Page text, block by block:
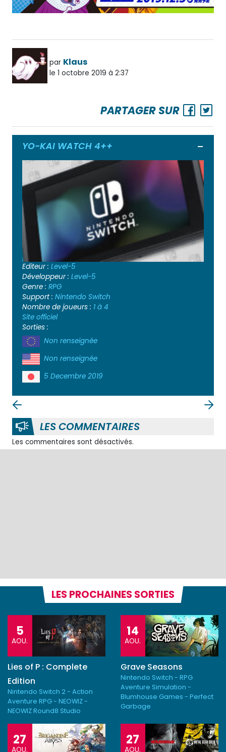
par Klaus
le 1 octobre 2019 à 2:37
PARTAGER SUR
YO-KAI WATCH 4++
Editeur : Level-5
Développeur : Level-5
Genre : RPG
Support : Nintendo Switch
Nombre de joueurs : 1 à 4
Site officiel
Sorties :
Non renseignée
Non renseignée
5 Decembre 2019
LES COMMENTAIRES
Les commentaires sont désactivés.
LES PROCHAINES SORTIES
5
AOU.
Lies of P : Complete
Edition
Nintendo Switch 2 - Action
Aventure RPG - NEOWIZ -
NEOWIZ Round8 Studio
14
AOU.
Grave Seasons
Nintendo Switch - RPG
Aventure Simulation -
Blumhouse Games - Perfect
Garbage
27
AOU.
27
AOU.